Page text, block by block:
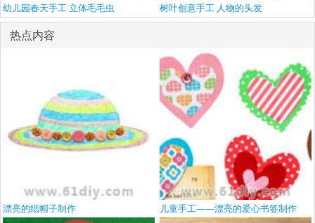
幼儿园春天手工 立体毛毛虫 树叶创意手工 人物的头发
热点内容
漂亮的纸帽子制作 儿童手工——漂亮的爱心书签制作